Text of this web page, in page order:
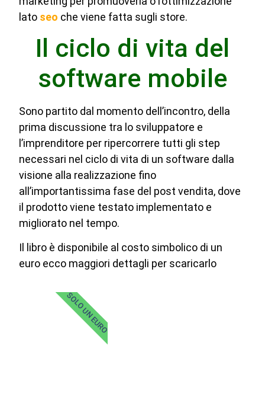
lato seo che viene fatta sugli store.
Il ciclo di vita del
software mobile
Sono partito dal momento dell’incontro, della
prima discussione tra lo sviluppatore e
l’imprenditore per ripercorrere tutti gli step
necessari nel ciclo di vita di un software dalla
visione alla realizzazione fino
all’importantissima fase del post vendita, dove
il prodotto viene testato implementato e
migliorato nel tempo.
Il libro è disponibile al costo simbolico di un
euro ecco maggiori dettagli per scaricarlo
SOLO UN EURO